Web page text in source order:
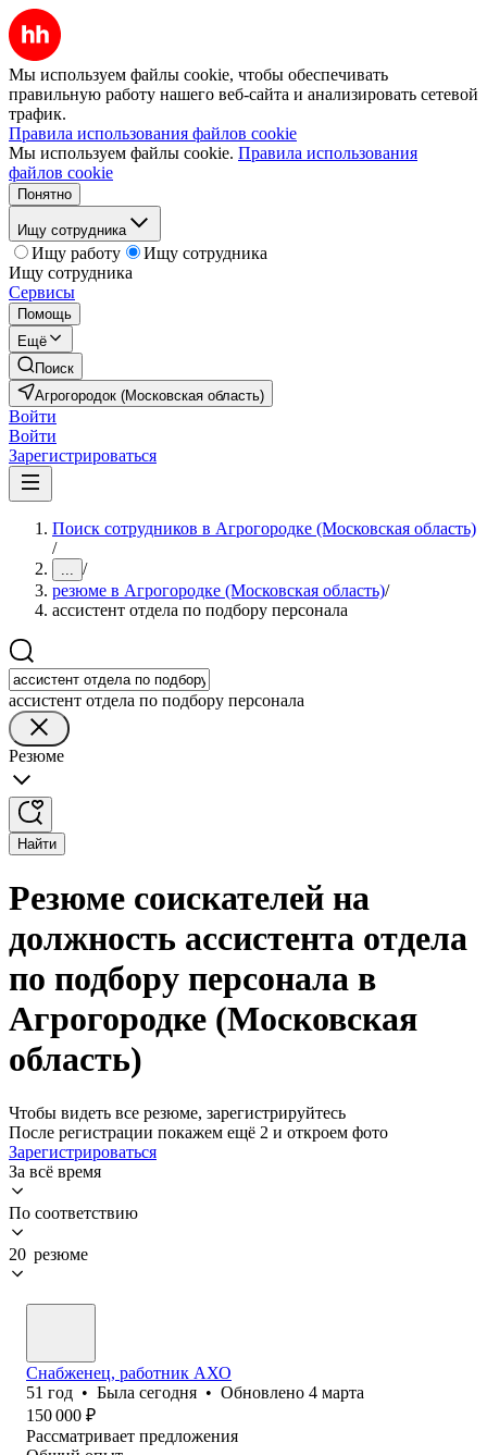
Мы используем файлы cookie, чтобы обеспечивать
правильную работу нашего веб-сайта и анализировать сетевой
трафик.
Правила использования файлов cookie
Мы используем файлы cookie. Правила использования
файлов cookie
Понятно
Ищу сотрудника
Ищу работу
Ищу сотрудника
Ищу сотрудника
Сервисы
Помощь
Ещё
Поиск
Агрогородок (Московская область)
Войти
Войти
Зарегистрироваться
Поиск сотрудников в Агрогородке (Московская область)
/
... /
резюме в Агрогородке (Московская область)/
ассистент отдела по подбору персонала
ассистент отдела по подбору персонала
Резюме
Найти
Резюме соискателей на
должность ассистента отдела
по подбору персонала в
Агрогородке (Московская
область)
Чтобы видеть все резюме, зарегистрируйтесь
После регистрации покажем ещё 2 и откроем фото
Зарегистрироваться
За всё время
По соответствию
20 резюме
Снабженец, работник АХО
51 год • Была сегодня • Обновлено 4 марта
150 000 ₽
Рассматривает предложения